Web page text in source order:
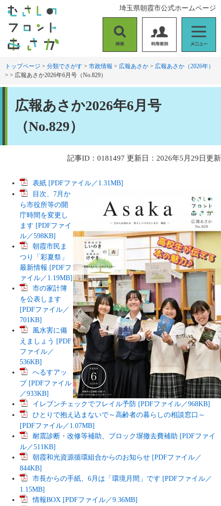
す
。
し
て
索
用
者
ニ
ュ
埼玉県朝霞市公式ホームページ
トップページ > 分類でさがす > 市政情報 > 広報あさか > 広報あさか（2026年）
> > 広報あさか2026年6月号（No.829）
広報あさか2026年6月号
（No.829）
記事ID：0181497 更新日：2026年5月29日更新
表紙 [PDFファイル／1.31MB]
目次、7月か
ら市役所等の開
庁時間を変更し
ます [PDFファイ
ル／598KB]
朝霞市民ま
つり「彩夏祭」
最新情報 [PDFフ
ァイル／1.19MB]
市の家計簿
を公表します
[PDFファイル／
701KB]
風水害に備
えましょう [PDF
ファイル／
536KB]
へるすアッ
プ [PDFファイル
／933KB]
イレブンチェックでフレイル予防 [PDFファイル／968KB]
ひとりで抱え込まないで～高齢者の暮らしの相談窓口～
[PDFファイル／1.07MB]
耐震診断・改修等補助、ブロック塀撤去費補助 [PDFファイ
ル／511KB]
朝霞和光資源循環組合からのお知らせ [PDFファイル／
844KB]
市長からの手紙、6月は「環境月間」です [PDFファイル／
1.15MB]
情報BOX [PDFファイル／9.36MB]